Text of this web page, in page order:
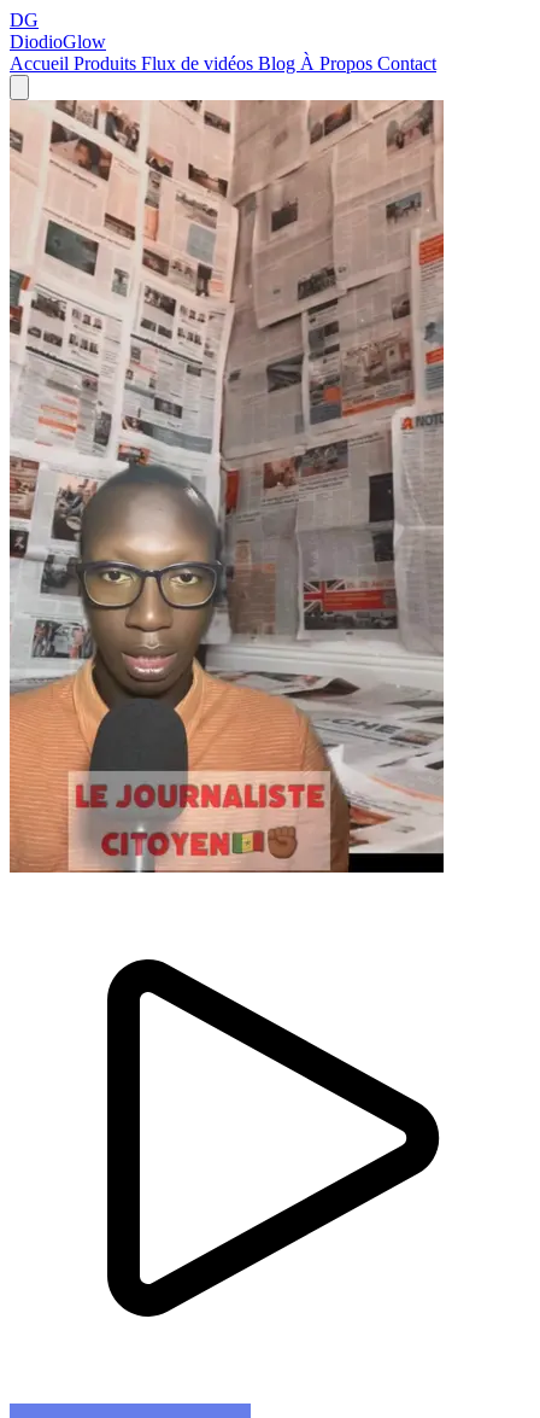
DG
DiodioGlow
Accueil Produits Flux de vidéos Blog À Propos Contact